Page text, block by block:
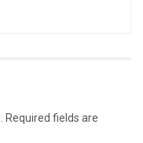
Required fields are